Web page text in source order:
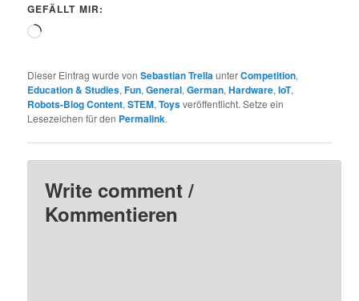
GEFÄLLT MIR:
Wird
Dieser Eintrag wurde vonSebastian TrellaunterCompetition,
Education & Studies,Fun,General,German,Hardware,IoT,
Robots-Blog Content,STEM,Toysveröffentlicht. Setze ein
Lesezeichen für den Permalink.
Write comment /
Kommentieren